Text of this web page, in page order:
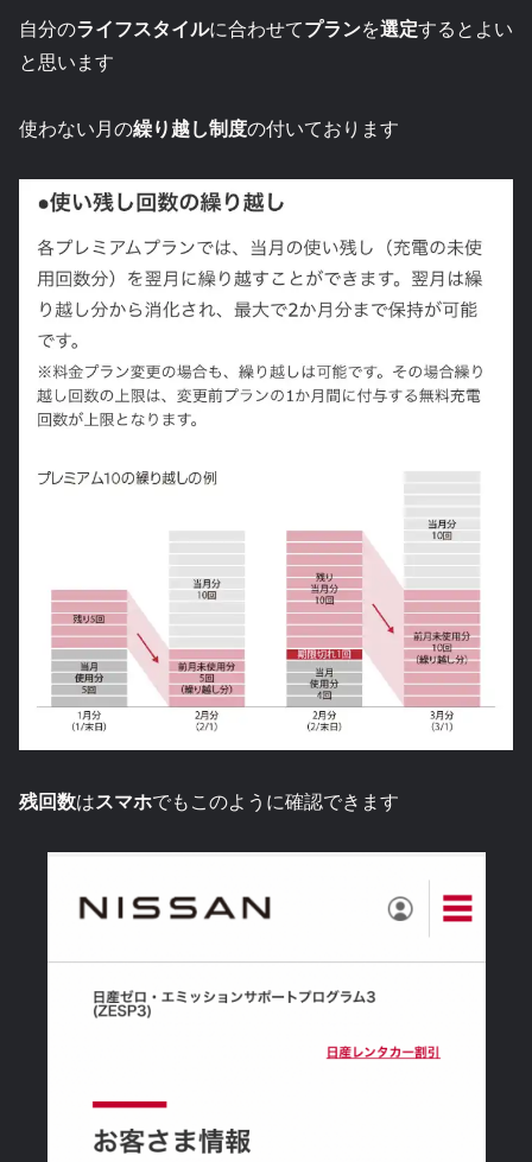
自分のライフスタイルに合わせてプランを選定するとよい
と思います
使わない月の繰り越し制度の付いております
残回数はスマホでもこのように確認できます